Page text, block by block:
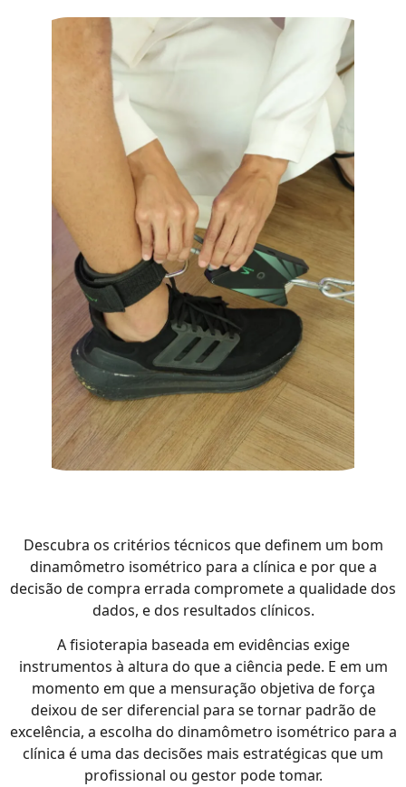
Descubra os critérios técnicos que definem um bom
dinamômetro isométrico para a clínica e por que a
decisão de compra errada compromete a qualidade dos
dados, e dos resultados clínicos.
A fisioterapia baseada em evidências exige
instrumentos à altura do que a ciência pede. E em um
momento em que a mensuração objetiva de força
deixou de ser diferencial para se tornar padrão de
excelência, a escolha do dinamômetro isométrico para a
clínica é uma das decisões mais estratégicas que um
profissional ou gestor pode tomar.